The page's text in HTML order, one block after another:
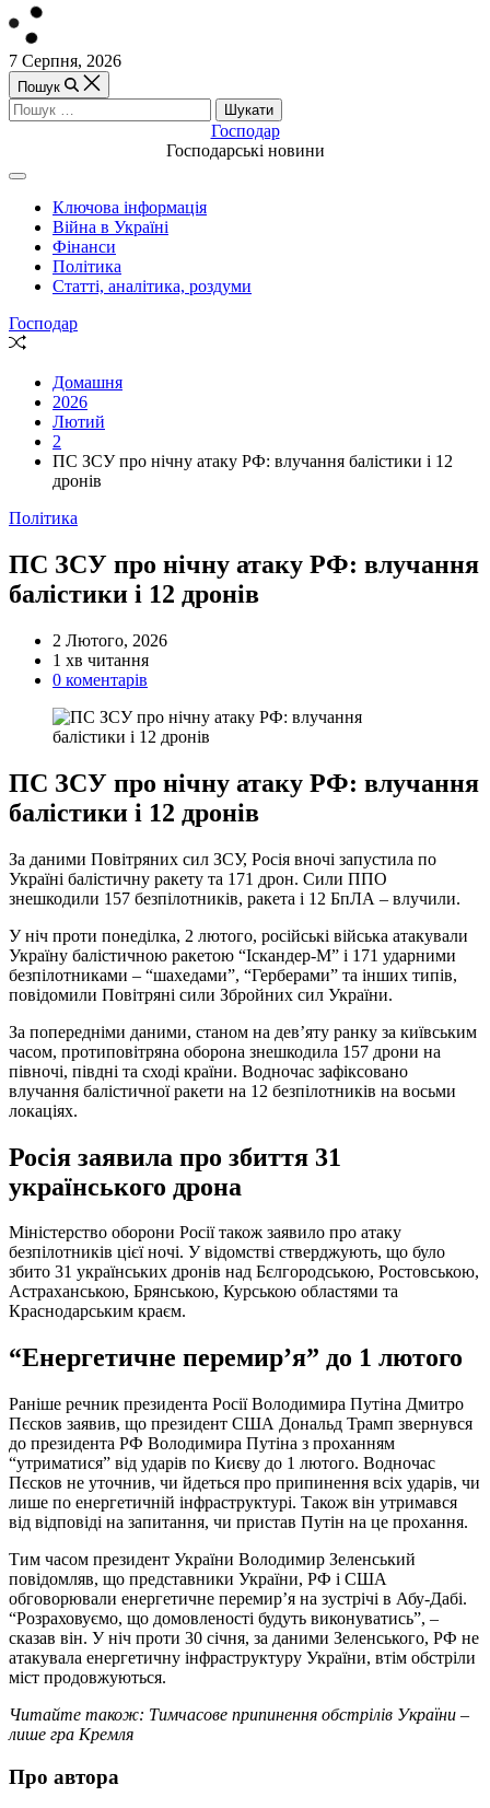
Перейти
до
вмісту
7 Серпня, 2026
Пошук
Пошук:
Господар
Господарські новини
Off
Canvas
(поза
полотном)
Ключова інформація
Війна в Україні
Фінанси
Політика
Статті, аналітика, роздуми
Господар
Випадкова
Домашня
2026
Лютий
2
ПС ЗСУ про нічну атаку РФ: влучання балістики і 12
дронів
Категорії
Політика
ПС ЗСУ про нічну атаку РФ: влучання
балістики і 12 дронів
2 Лютого, 2026
Орієнтовний
час
1 хв читання
0 коментарів
ПС ЗСУ про нічну атаку РФ: влучання
балістики і 12 дронів
За даними Повітряних сил ЗСУ, Росія вночі запустила по
Україні балістичну ракету та 171 дрон. Сили ППО
знешкодили 157 безпілотників, ракета і 12 БпЛА – влучили.
У ніч проти понеділка, 2 лютого, російські війська атакували
Україну балістичною ракетою “Іскандер-М” і 171 ударними
безпілотниками – “шахедами”, “Герберами” та інших типів,
повідомили Повітряні сили Збройних сил України.
За попередніми даними, станом на дев’яту ранку за київським
часом, протиповітряна оборона знешкодила 157 дрони на
півночі, півдні та сході країни. Водночас зафіксовано
влучання балістичної ракети на 12 безпілотників на восьми
локаціях.
Росія заявила про збиття 31
українського дрона
Міністерство оборони Росії також заявило про атаку
безпілотників цієї ночі. У відомстві стверджують, що було
збито 31 українських дронів над Бєлгородською, Ростовською,
Астраханською, Брянською, Курською областями та
Краснодарським краєм.
“Енергетичне перемир’я” до 1 лютого
Раніше речник президента Росії Володимира Путіна Дмитро
Пєсков заявив, що президент США Дональд Трамп звернувся
до президента РФ Володимира Путіна з проханням
“утриматися” від ударів по Києву до 1 лютого. Водночас
Пєсков не уточнив, чи йдеться про припинення всіх ударів, чи
лише по енергетичній інфраструктурі. Також він утримався
від відповіді на запитання, чи пристав Путін на це прохання.
Тим часом президент України Володимир Зеленський
повідомляв, що представники України, РФ і США
обговорювали енергетичне перемир’я на зустрічі в Абу-Дабі.
“Розраховуємо, що домовленості будуть виконуватись”, –
сказав він. У ніч проти 30 січня, за даними Зеленського, РФ не
атакувала енергетичну інфраструктуру України, втім обстріли
міст продовжуються.
Читайте також: Тимчасове припинення обстрілів України –
лише гра Кремля
Про автора